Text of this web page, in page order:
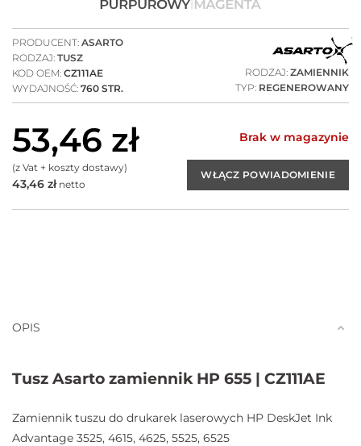
PRODUCENT: ASARTO
RODZAJ: TUSZ
KOD OEM: CZ111AE
WYDAJNOŚĆ: 760 STR.
RODZAJ: ZAMIENNIK
TYP: REGENEROWANY
53,46 zł
(z Vat + koszty dostawy)
43,46 złnetto
Brak w magazynie
OPIS
Tusz Asarto zamiennik HP 655 | CZ111AE
Zamiennik tuszu do drukarek laserowych HP DeskJet Ink
Advantage 3525, 4615, 4625, 5525, 6525